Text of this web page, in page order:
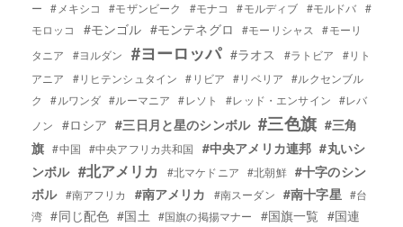
ー
#メキシコ #モザンビーク #モナコ #モルディブ #モルドバ #
モロッコ
#モンゴル #モンテネグロ #モーリシャス
#モーリ
タニア
#ヨルダン #ヨーロッパ #ラオス #ラトビア
#リト
アニア
#リヒテンシュタイン #リビア #リベリア
#ルクセンブル
ク
#ルワンダ #ルーマニア #レソト #レッド・エンサイン #レバ
ノン
#ロシア #三日月と星のシンボル #三色旗 #三角
旗 #中国 #中央アフリカ共和国 #中央アメリカ連邦 #丸いシ
ンボル #北アメリカ #北マケドニア #北朝鮮 #十字のシン
ボル #南アフリカ #南アメリカ #南スーダン #南十字星 #台
湾 #同じ配色 #国土 #国旗の掲揚マナー #国旗一覧 #国連